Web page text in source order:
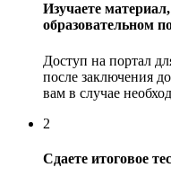
Изучаете
образовательном
Доступ на портал
после заключения
вам в случае
2
Сдаете итоговое